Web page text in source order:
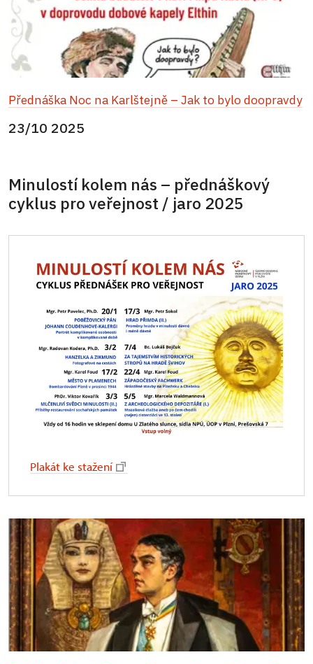
Přednáška Noc na Karlštejně – Jak to bylo doopravdy
23/10 2025
Minulostí kolem nás – přednáškový
cyklus pro veřejnost / jaro 2025
Plakát ke stažení